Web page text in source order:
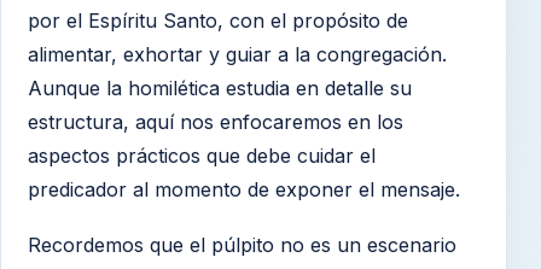
Anexo 1: Vestir con propósito
Anexo 2. Manejo de imprevistos
Anexo 3: Citas bíblicas
Anexo 4: Recomendaciones técnicas
por el Espíritu Santo, con el propósito de
alimentar, exhortar y guiar a la congregación.
Aunque la homilética estudia en detalle su
estructura, aquí nos enfocaremos en los
aspectos prácticos que debe cuidar el
predicador al momento de exponer el mensaje.
Recordemos que el púlpito no es un escenario